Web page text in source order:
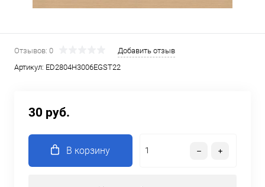
Отзывов: 0
Добавить отзыв
Артикул: ED2804Н3006EGST22
30 руб.
В корзину